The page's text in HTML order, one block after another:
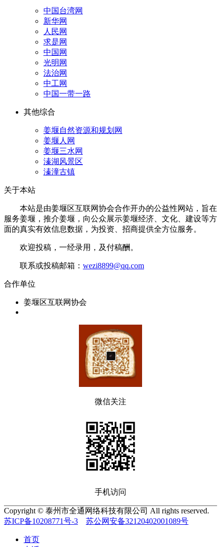
中国台湾网
新华网
人民网
求是网
中国网
光明网
法治网
中工网
中国一带一路
其他综合
姜堰自然资源和规划网
姜堰人网
姜堰三水网
溱湖风景区
溱潼古镇
关于本站
本站是由姜堰区互联网协会合作开办的公益性网站，旨在
服务姜堰，推介姜堰，向公众展示姜堰经济、文化、建设等方
面的真实有效信息数据，为投资、招商提供全方位服务。
欢迎投稿，一经录用，及付稿酬。
联系或投稿邮箱： wezi8899@qq.com
合作单位
姜堰区互联网协会
微信关注
手机访问
Copyright © 泰州市全通网络科技有限公司 All rights reserved.
苏ICP备10208771号-3
苏公网安备32120402001089号
首页